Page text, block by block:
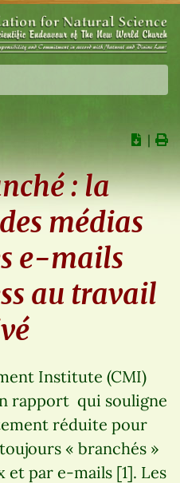
∣
: la
médias
e-mails
au travail
Institute (CMI)
rapport qui souligne
réduite pour
« branchés »
et par e-mails [1]. Les